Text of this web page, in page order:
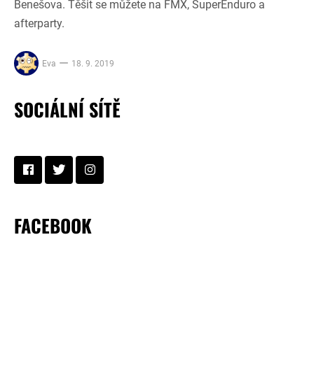
Benešova. Těšit se můžete na FMX, SuperEnduro a
afterparty.
Eva 18. 9. 2019
SOCIÁLNÍ SÍTĚ
FACEBOOK